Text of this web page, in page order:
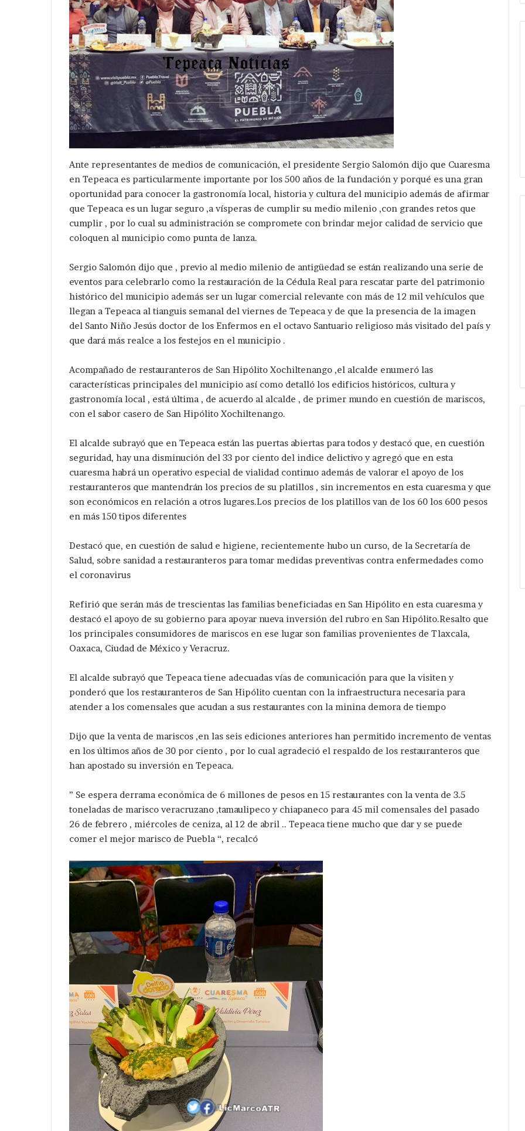
Ante representantes de medios de comunicación, el presidente Sergio Salomón dijo que Cuaresma
en Tepeaca es particularmente importante por los 500 años de la fundación y porqué es una gran
oportunidad para conocer la gastronomía local, historia y cultura del municipio además de afirmar
que Tepeaca es un lugar seguro ,a vísperas de cumplir su medio milenio ,con grandes retos que
cumplir , por lo cual su administración se compromete con brindar mejor calidad de servicio que
coloquen al municipio como punta de lanza.
Sergio Salomón dijo que , previo al medio milenio de antigüedad se están realizando una serie de
eventos para celebrarlo como la restauración de la Cédula Real para rescatar parte del patrimonio
histórico del municipio además ser un lugar comercial relevante con más de 12 mil vehículos que
llegan a Tepeaca al tianguis semanal del viernes de Tepeaca y de que la presencia de la imagen
del Santo Niño Jesús doctor de los Enfermos en el octavo Santuario religioso más visitado del país y
que dará más realce a los festejos en el municipio .
Acompañado de restauranteros de San Hipólito Xochiltenango ,el alcalde enumeró las
características principales del municipio así como detalló los edificios históricos, cultura y
gastronomía local , está última , de acuerdo al alcalde , de primer mundo en cuestión de mariscos,
con el sabor casero de San Hipólito Xochiltenango.
El alcalde subrayó que en Tepeaca están las puertas abiertas para todos y destacó que, en cuestión
seguridad, hay una disminución del 33 por ciento del indice delictivo y agregó que en esta
cuaresma habrá un operativo especial de vialidad continuo además de valorar el apoyo de los
restauranteros que mantendrán los precios de su platillos , sin incrementos en esta cuaresma y que
son económicos en relación a otros lugares.Los precios de los platillos van de los 60 los 600 pesos
en más 150 tipos diferentes
Destacó que, en cuestión de salud e higiene, recientemente hubo un curso, de la Secretaría de
Salud, sobre sanidad a restauranteros para tomar medidas preventivas contra enfermedades como
el coronavirus
Refirió que serán más de trescientas las familias beneficiadas en San Hipólito en esta cuaresma y
destacó el apoyo de su gobierno para apoyar nueva inversión del rubro en San Hipólito.Resalto que
los principales consumidores de mariscos en ese lugar son familias provenientes de Tlaxcala,
Oaxaca, Ciudad de México y Veracruz.
El alcalde subrayó que Tepeaca tiene adecuadas vías de comunicación para que la visiten y
ponderó que los restauranteros de San Hipólito cuentan con la infraestructura necesaria para
atender a los comensales que acudan a sus restaurantes con la minina demora de tiempo
Dijo que la venta de mariscos ,en las seis ediciones anteriores han permitido incremento de ventas
en los últimos años de 30 por ciento , por lo cual agradeció el respaldo de los restauranteros que
han apostado su inversión en Tepeaca.
” Se espera derrama económica de 6 millones de pesos en 15 restaurantes con la venta de 3.5
toneladas de marisco veracruzano ,tamaulipeco y chiapaneco para 45 mil comensales del pasado
26 de febrero , miércoles de ceniza, al 12 de abril .. Tepeaca tiene mucho que dar y se puede
comer el mejor marisco de Puebla “, recalcó
Ampliará edil de Tepeaca red
eléctrica en San Nicolás
mujer
en
Tepeaca
;
ahora
la
Santa
Cecilia
.
Hace 9 horas
Desaparece otra mujer en
Tepeaca ; ahora en la colonia
ilegal
de
transporte
publico
cierran
de
San
Nicolás
Hace 1 día
Por ruta ilegal de transporte
publico , cierran el centro de